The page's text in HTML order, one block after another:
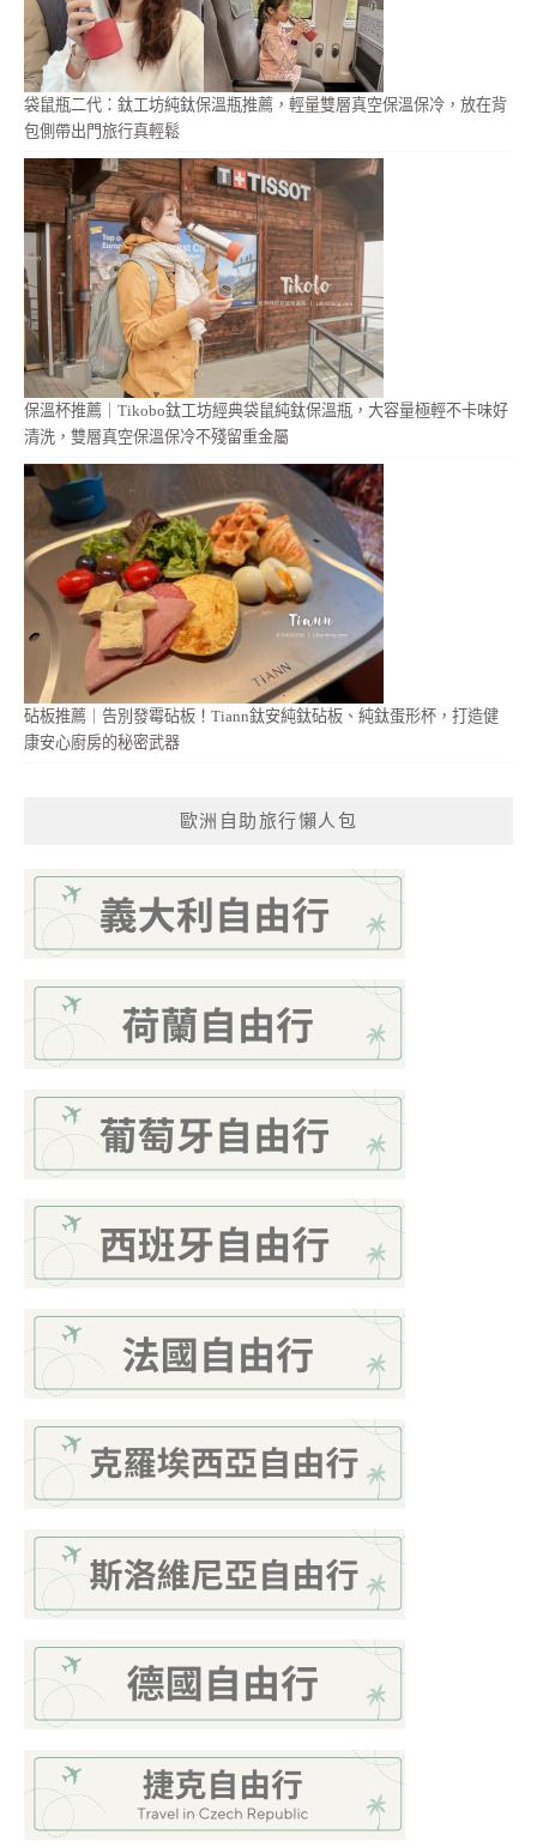
袋鼠瓶二代：鈦工坊純鈦保溫瓶推薦，輕量雙層真空保溫保冷，放在背
包側帶出門旅行真輕鬆
保溫杯推薦｜Tikobo鈦工坊經典袋鼠純鈦保溫瓶，大容量極輕不卡味好
清洗，雙層真空保溫保冷不殘留重金屬
砧板推薦｜告別發霉砧板！Tiann鈦安純鈦砧板、純鈦蛋形杯，打造健
康安心廚房的秘密武器
歐洲自助旅行懶人包